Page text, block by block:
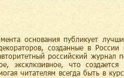
основания публикует
созданные в России
российский журнал
эксклюзивное, что создается
читателям всегда быть в